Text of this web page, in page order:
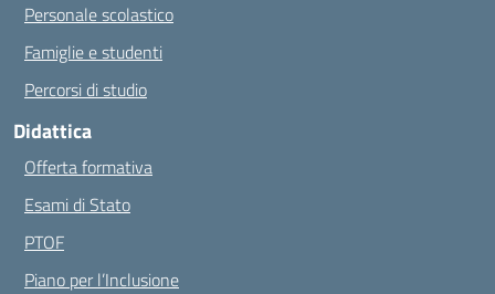
Personale scolastico
Famiglie e studenti
Percorsi di studio
Didattica
Offerta formativa
Esami di Stato
PTOF
Piano per l’Inclusione